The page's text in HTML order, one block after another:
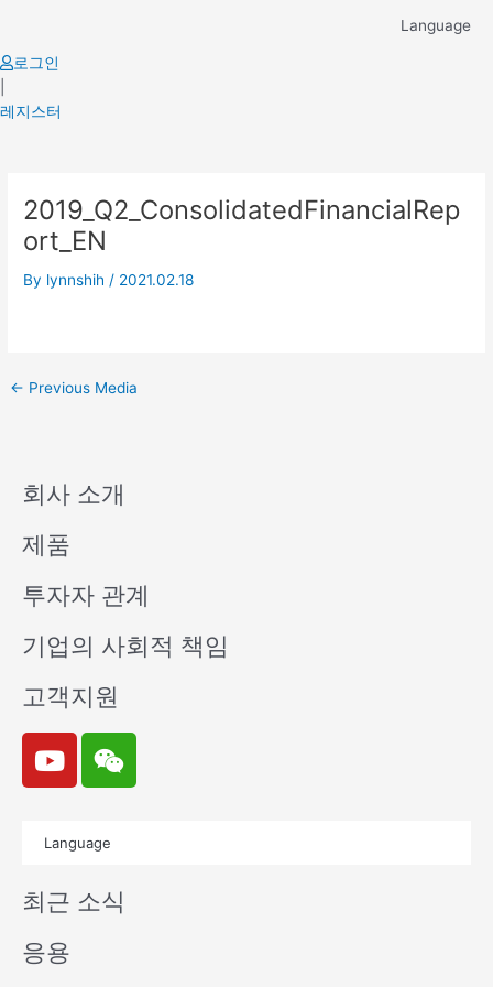
content
Language
로그인
레지스터
2019_Q2_ConsolidatedFinancialRep
ort_EN
By lynnshih / 2021.02.18
navigation
← Previous Media
회사 소개
제품
투자자 관계
기업의 사회적 책임
고객지원
Y
o
u
e
W
e
i
n
Language
최근 소식
응용